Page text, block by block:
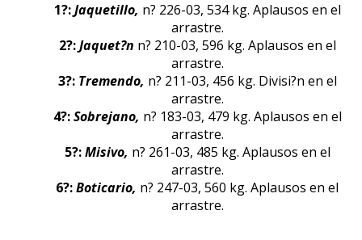
1?:Jaquetillo, n? 226-03, 534 kg. Aplausos en el
arrastre.
2?:Jaquet?n n? 210-03, 596 kg. Aplausos en el
arrastre.
3?: Tremendo, n? 211-03, 456 kg. Divisi?n en el
arrastre.
4?:Sobrejano, n? 183-03, 479 kg. Aplausos en el
arrastre.
5?:Misivo, n? 261-03, 485 kg. Aplausos en el
arrastre.
6?:Boticario, n? 247-03, 560 kg. Aplausos en el
arrastre.